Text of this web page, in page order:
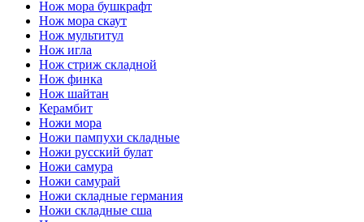
Нож мора бушкрафт
Нож мора скаут
Нож мультитул
Нож игла
Нож стриж складной
Нож финка
Нож шайтан
Керамбит
Ножи мора
Ножи пампухи складные
Ножи русский булат
Ножи самура
Ножи самурай
Ножи складные германия
Ножи складные сша